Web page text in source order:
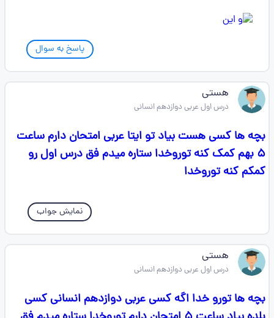
پاسخ به سوال
هستی
درس اول عربی دوازدهم انسانی
بچه ها کسی هست بیاد تو ایتا عربی امتحان دارم ساعت
۵ بهم کمک کنه توروخدا ستاره میدم فق درس اول رو
کمکم کنه توروخدا
نمایش جواب
هستی
درس اول عربی دوازدهم انسانی
بچه ها تورو خدا اگه کسی عربی دوازدهم انسانی کسی